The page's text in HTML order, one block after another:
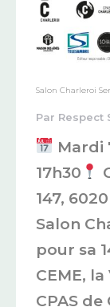
Salon Charleroi
Par Respect
Mardi
17h30
147,
Salon
pour sa
CEME,
CPAS